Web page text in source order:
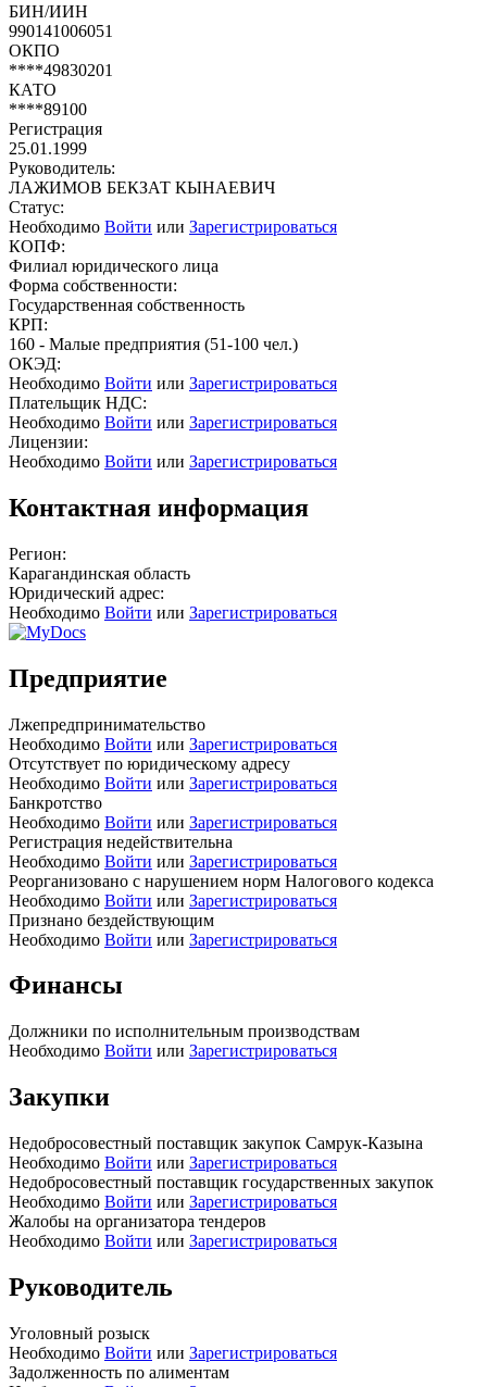
БИН/ИИН
990141006051
ОКПО
****49830201
КАТО
****89100
Регистрация
25.01.1999
Руководитель:
ЛАЖИМОВ БЕКЗАТ КЫНАЕВИЧ
Статус:
Необходимо Войти или Зарегистрироваться
КОПФ:
Филиал юридического лица
Форма собственности:
Государственная собственность
КРП:
160 - Малые предприятия (51-100 чел.)
ОКЭД:
Необходимо Войти или Зарегистрироваться
Плательщик НДС:
Необходимо Войти или Зарегистрироваться
Лицензии:
Необходимо Войти или Зарегистрироваться
Контактная информация
Регион:
Карагандинская область
Юридический адрес:
Необходимо Войти или Зарегистрироваться
Предприятие
Лжепредпринимательство
Необходимо Войти или Зарегистрироваться
Отсутствует по юридическому адресу
Необходимо Войти или Зарегистрироваться
Банкротство
Необходимо Войти или Зарегистрироваться
Регистрация недействительна
Необходимо Войти или Зарегистрироваться
Реорганизовано с нарушением норм Налогового кодекса
Необходимо Войти или Зарегистрироваться
Признано бездействующим
Необходимо Войти или Зарегистрироваться
Финансы
Должники по исполнительным производствам
Необходимо Войти или Зарегистрироваться
Закупки
Недобросовестный поставщик закупок Самрук-Казына
Необходимо Войти или Зарегистрироваться
Недобросовестный поставщик государственных закупок
Необходимо Войти или Зарегистрироваться
Жалобы на организатора тендеров
Необходимо Войти или Зарегистрироваться
Руководитель
Уголовный розыск
Необходимо Войти или Зарегистрироваться
Задолженность по алиментам